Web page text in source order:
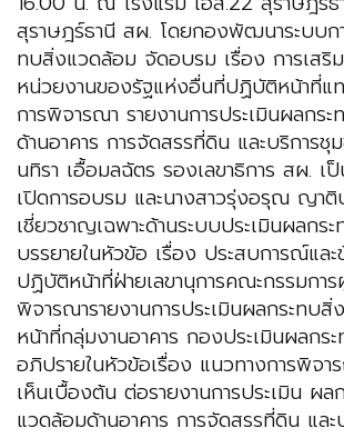
สุราษฎร์ธานี สผ. โดยกองพัฒนาระบบก
ทบสิ่งแวดล้อม จัดอบรม เรื่อง การเสริ
หน่วยงานของรัฐแห่งอื่นที่ปฏิบัติหน้าที่แ
การพิจารณา รายงานการประเมินผลกร
ด้านอาคาร การจัดสรรที่ดิน และบริการ
นทิรา เอื้อมลฉัตร รองเลขาธิการ สผ. เป็
เปิดการอบรม และนางสาวรุ่งอรุณ ญา
เชี่ยวชาญเฉพาะด้านระบบประเมินผลกร
บรรยายในหัวข้อ เรื่อง ประสบการณ์และ
ปฏิบัติหน้าที่ฝ่ายเลขานุการคณะกรรมกา
พิจารณารายงานการประเมินผลกระทบสิ่
หน้าที่กลุ่มงานอาคาร กองประเมินผลกร
อภิปรายในหัวข้อเรื่อง แนวทางการพิจา
เห็นเบื้องต้น ต่อรายงานการประเมิน ผล
แวดล้อมด้านอาคาร การจัดสรรที่ดิน และ